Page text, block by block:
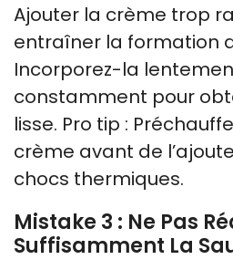
Ajouter la crème trop
entraîner la formation
Incorporez-la
constamment pour
lisse. Pro tip :
crème avant de
chocs thermiques.
Mistake 3 : Ne Pas
Suffisamment La